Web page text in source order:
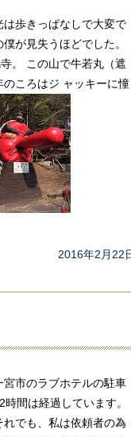
歩きっぱなしで大変で
が見失うほどでした。
。 この山で牛若丸（遮
ころはジ ャッキーに憧
2016年2月22
市のラブホテルの駐車
間は経過しています。
でも、私は依頼者の為